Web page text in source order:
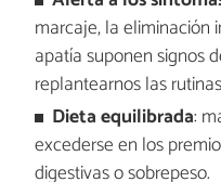
marcaje, la eliminación
apatía suponen signos
replantearnos las
Dieta equilibrada:
excederse en los
digestivas o sobrepeso.